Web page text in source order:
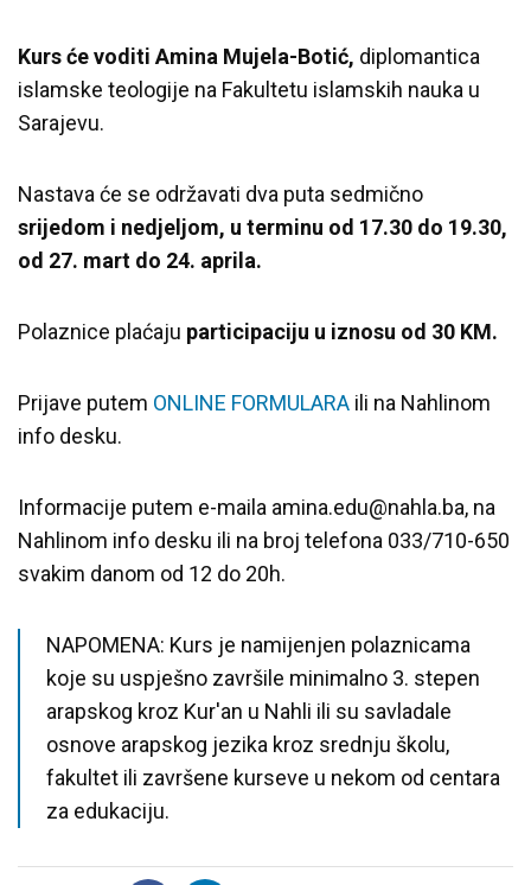
Kurs će voditi Amina Mujela-Botić, diplomantica
islamske teologije na Fakultetu islamskih nauka u
Sarajevu.
Nastava će se održavati dva puta sedmično
srijedom i nedjeljom, u terminu od 17.30 do 19.30,
od 27. mart do 24. aprila.
Polaznice plaćaju participaciju u iznosu od 30 KM.
Prijave putem ONLINE FORMULARA ili na Nahlinom
info desku.
Informacije putem e-maila amina.edu@nahla.ba, na
Nahlinom info desku ili na broj telefona 033/710-650
svakim danom od 12 do 20h.
NAPOMENA: Kurs je namijenjen polaznicama
koje su uspješno završile minimalno 3. stepen
arapskog kroz Kur'an u Nahli ili su savladale
osnove arapskog jezika kroz srednju školu,
fakultet ili završene kurseve u nekom od centara
za edukaciju.